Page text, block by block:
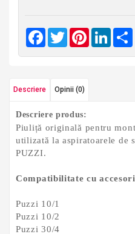
Facebook
TwitterPinterest
Descriere Opinii (0)
Descriere produs:
Piuliță originală pentru
utilizată la aspiratoarele de
PUZZI.
Compatibilitate cu
Puzzi 10/1
Puzzi 10/2
Puzzi 30/4